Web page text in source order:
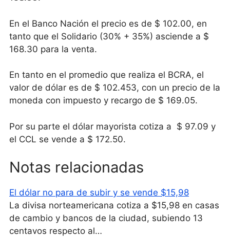
En el Banco Nación el precio es de $ 102.00, en
tanto que el Solidario (30% + 35%) asciende a $
168.30 para la venta.
En tanto en el promedio que realiza el BCRA, el
valor de dólar es de $ 102.453, con un precio de la
moneda con impuesto y recargo de $ 169.05.
Por su parte el dólar mayorista cotiza a $ 97.09 y
el CCL se vende a $ 172.50.
Notas relacionadas
El dólar no para de subir y se vende $15,98
La divisa norteamericana cotiza a $15,98 en casas
de cambio y bancos de la ciudad, subiendo 13
centavos respecto al…